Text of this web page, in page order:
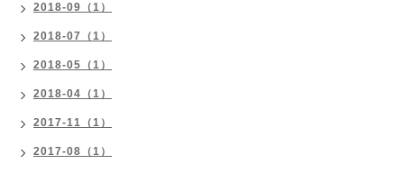
2018-09（1）
2018-07（1）
2018-05（1）
2018-04（1）
2017-11（1）
2017-08（1）